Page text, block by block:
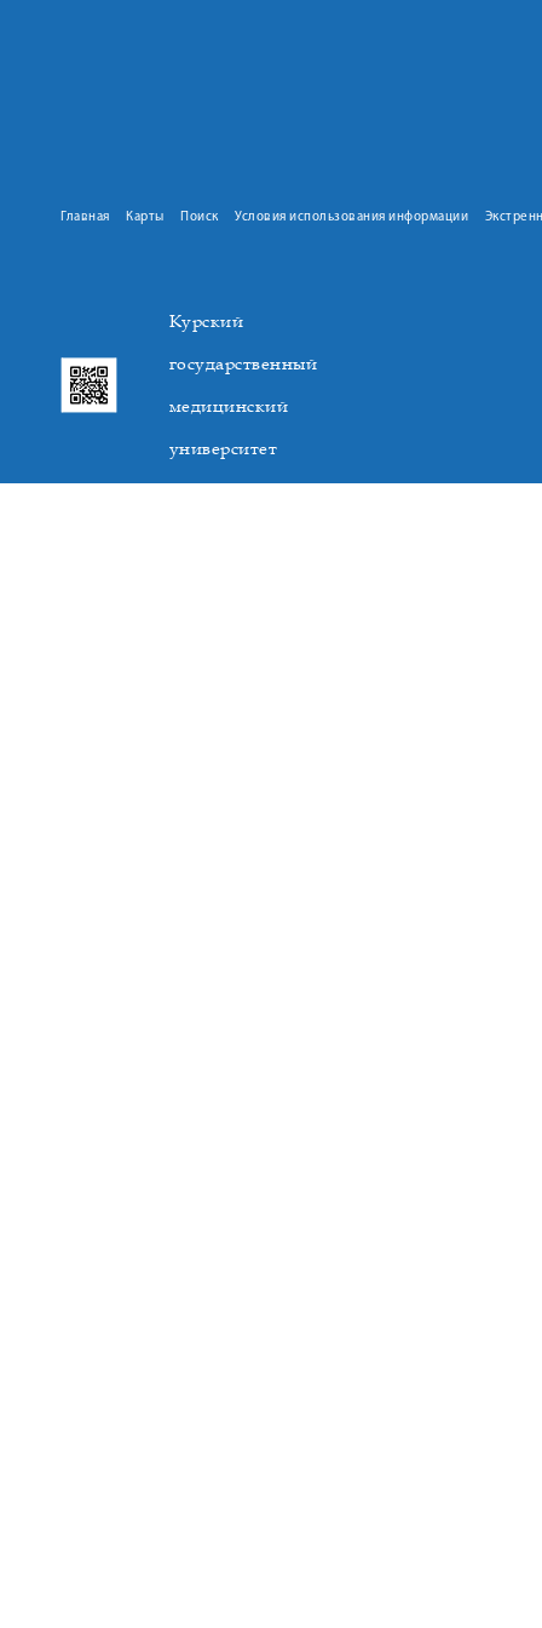
Главная Карты Поиск Условия использования информации
Курский
государственный
медицинский
университет